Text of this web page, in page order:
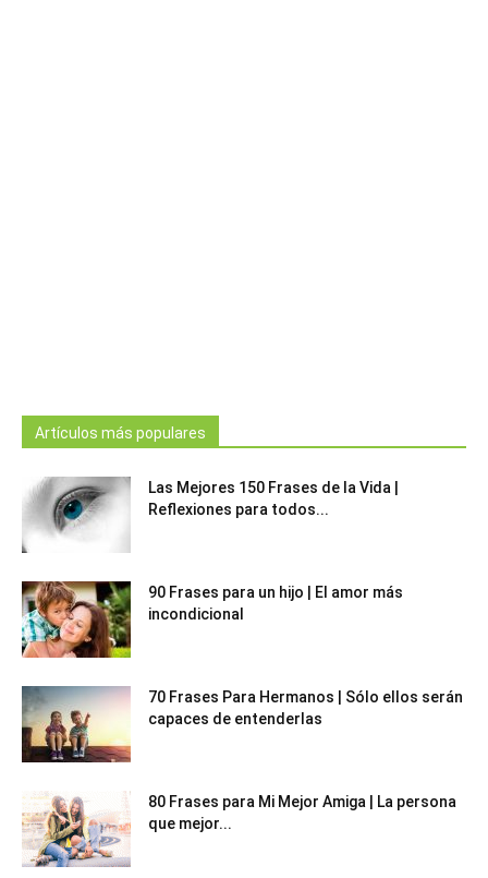
Artículos más populares
Las Mejores 150 Frases de la Vida |
Reflexiones para todos...
90 Frases para un hijo | El amor más
incondicional
70 Frases Para Hermanos | Sólo ellos serán
capaces de entenderlas
80 Frases para Mi Mejor Amiga | La persona
que mejor...